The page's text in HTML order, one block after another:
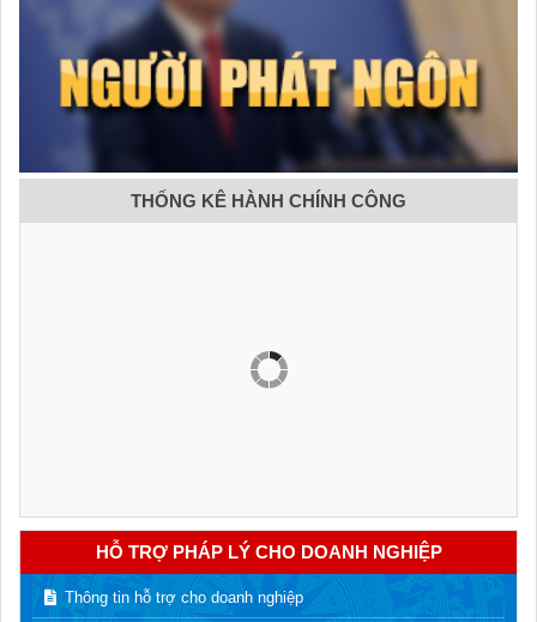
THỐNG KÊ HÀNH CHÍNH CÔNG
HỖ TRỢ PHÁP LÝ CHO DOANH NGHIỆP
Thông tin hỗ trợ cho doanh nghiệp